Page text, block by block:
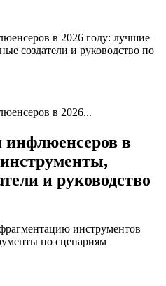
в 2026 году: лучшие
создатели и руководство по
в 2026...
в
и руководство
инструментов
по сценариям